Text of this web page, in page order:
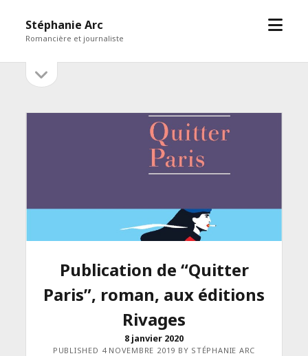
Stéphanie Arc
Romancière et journaliste
open
Sidebar
sidebar
Publication de “Quitter
Paris”, roman, aux éditions
Rivages
8 janvier 2020
PUBLISHED 4 NOVEMBRE 2019 BY STÉPHANIE ARC